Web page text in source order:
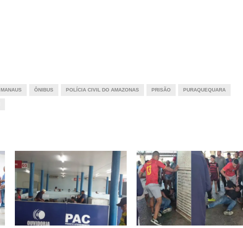
MANAUS ÔNIBUS POLÍCIA CIVIL DO AMAZONAS PRISÃO PURAQUEQUARA